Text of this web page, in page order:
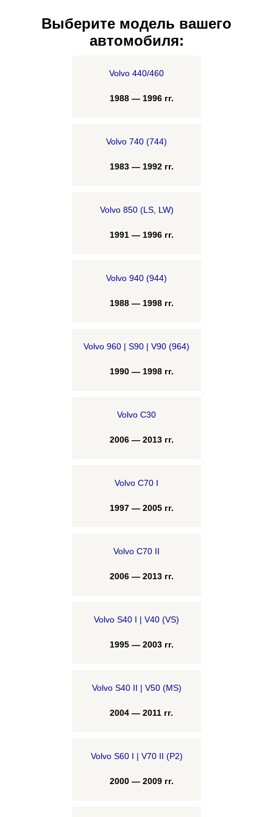
Выберите модель вашего
автомобиля:
Volvo 440/460
1988 — 1996 гг.
Volvo 740 (744)
1983 — 1992 гг.
Volvo 850 (LS, LW)
1991 — 1996 гг.
Volvo 940 (944)
1988 — 1998 гг.
Volvo 960 | S90 | V90 (964)
1990 — 1998 гг.
Volvo C30
2006 — 2013 гг.
Volvo C70 I
1997 — 2005 гг.
Volvo C70 II
2006 — 2013 гг.
Volvo S40 I | V40 (VS)
1995 — 2003 гг.
Volvo S40 II | V50 (MS)
2004 — 2011 гг.
Volvo S60 I | V70 II (P2)
2000 — 2009 гг.